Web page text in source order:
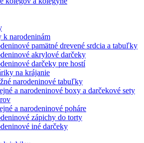
k narodeninám
pamätné drevené srdcia a tabuľky
akrylové darčeky
darčeky pre hostí
na krájanie
narodeninové tabuľky
a narodeninové boxy a darčekové sety
a narodeninové poháre
zápichy do torty
iné darčeky